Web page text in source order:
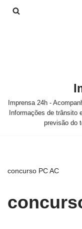
Imprensa 24h -
Informações de trânsito
previsão do
concurso PC AC